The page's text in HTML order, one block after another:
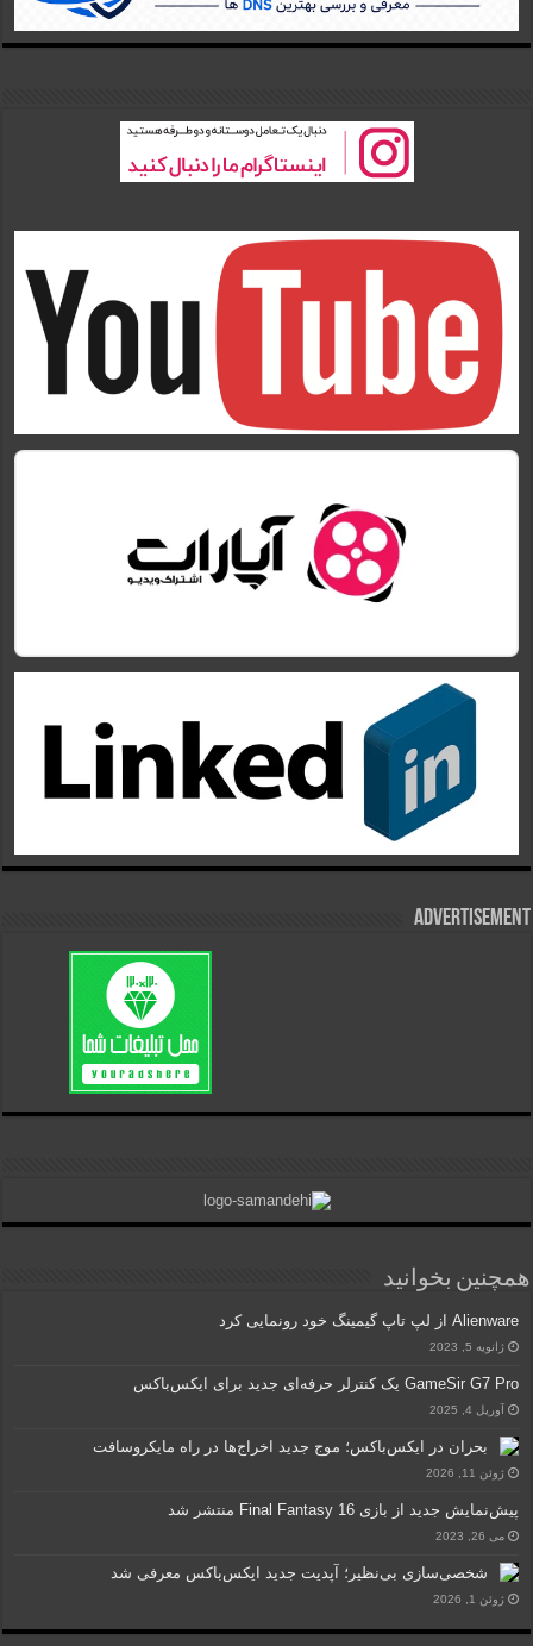
Advertisement
همچنین بخوانید
Alienware از لپ تاپ گیمینگ خود رونمایی کرد
ژانویه 5, 2023
GameSir G7 Pro یک کنترلر حرفه‌ای جدید برای ایکس‌باکس
آوریل 4, 2025
بحران در ایکس‌باکس؛ موج جدید اخراج‌ها در راه مایکروسافت
ژوئن 11, 2026
پیش‌نمایش جدید از بازی Final Fantasy 16 منتشر شد
می 26, 2023
شخصی‌سازی بی‌نظیر؛ آپدیت جدید ایکس‌باکس معرفی شد
ژوئن 1, 2026